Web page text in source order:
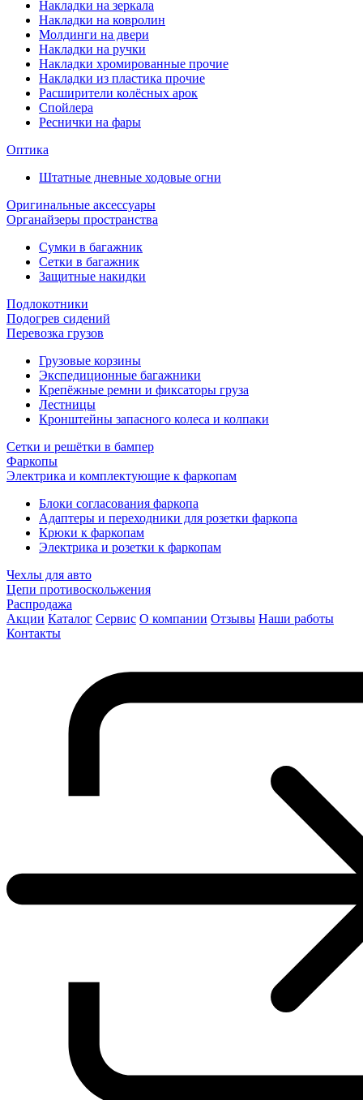
Накладки на зеркала
Накладки на ковролин
Молдинги на двери
Накладки на ручки
Накладки хромированные прочие
Накладки из пластика прочие
Расширители колёсных арок
Спойлера
Реснички на фары
Оптика
Штатные дневные ходовые огни
Оригинальные аксессуары
Органайзеры пространства
Сумки в багажник
Сетки в багажник
Защитные накидки
Подлокотники
Подогрев сидений
Перевозка грузов
Грузовые корзины
Экспедиционные багажники
Крепёжные ремни и фиксаторы груза
Лестницы
Кронштейны запасного колеса и колпаки
Сетки и решётки в бампер
Фаркопы
Электрика и комплектующие к фаркопам
Блоки согласования фаркопа
Адаптеры и переходники для розетки фаркопа
Крюки к фаркопам
Электрика и розетки к фаркопам
Чехлы для авто
Цепи противоскольжения
Распродажа
Акции Каталог Сервис О компании Отзывы Наши работы
Контакты